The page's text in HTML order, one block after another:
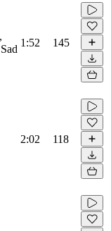
1:52 145
2:02 118